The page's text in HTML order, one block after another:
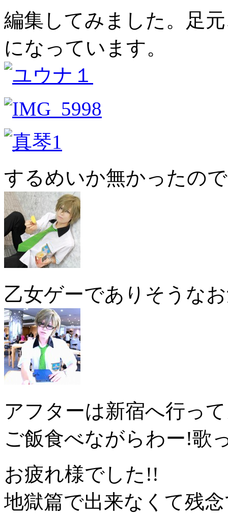
編集してみました。足
になっています。
するめいか無かったの
乙女ゲーでありそうな
アフターは新宿へ行っ
ご飯食べながらわー!歌
お疲れ様でした!!
地獄篇で出来なくて残